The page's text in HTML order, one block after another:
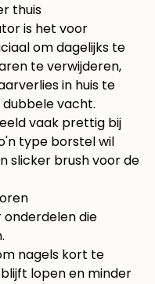
thuis
is het voor
om dagelijks te
te verwijderen,
in huis te
vacht.
vaak prettig bij
type borstel wil
slicker brush voor de
onderdelen die
nagels kort te
lopen en minder